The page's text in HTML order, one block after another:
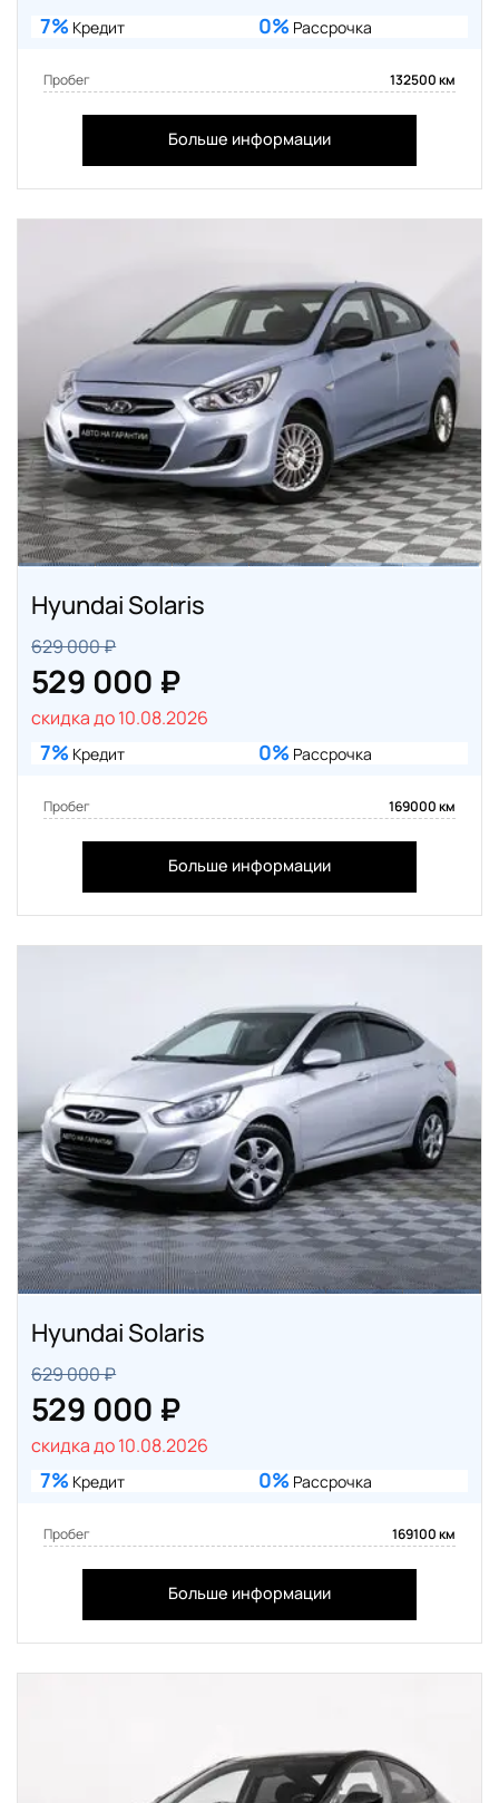
7% Кредит 0% Рассрочка
Пробег 132500 км
Больше информации
Hyundai Solaris
629 000 ₽
529 000 ₽
скидка до 10.08.2026
7% Кредит 0% Рассрочка
Пробег 169000 км
Больше информации
Hyundai Solaris
629 000 ₽
529 000 ₽
скидка до 10.08.2026
7% Кредит 0% Рассрочка
Пробег 169100 км
Больше информации